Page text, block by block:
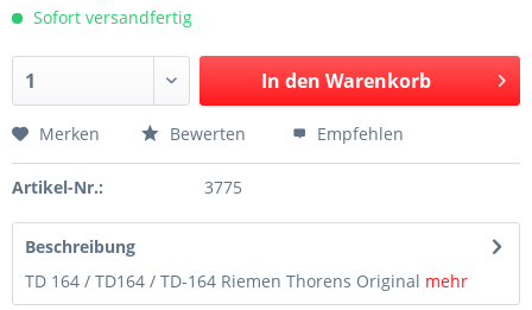
Sofort versandfertig
In den Warenkorb
Merken Bewerten Empfehlen
Artikel-Nr.: 3775
Beschreibung
TD 164 / TD164 / TD-164 Riemen Thorens Original mehr